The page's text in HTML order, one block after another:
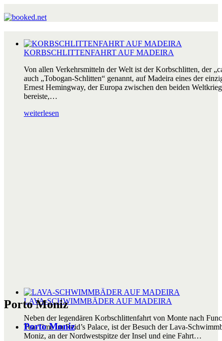
KORBSCHLITTENFAHRT AUF MADEIRA
Von allen Verkehrsmitteln der Welt ist der Korbschlitten, der
auch „Tobogan-Schlitten“ genannt, auf Madeira eines der
Ernest Hemingway, der Europa zwischen den beiden
bereiste,…
weiterlesen
LAVA-SCHWIMMBÄDER AUF MADEIRA
Neben der legendären Korbschlittenfahrt von Monte nach
Tea-Time im Reid’s Palace, ist der Besuch der Lava-
Moniz, an der Nordwestspitze der Insel und eine Fahrt…
Porto Moniz
Porto Moniz